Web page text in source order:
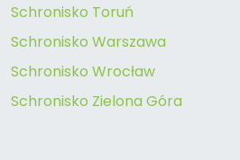
Schronisko Toruń
Schronisko Warszawa
Schronisko Wrocław
Schronisko Zielona Góra